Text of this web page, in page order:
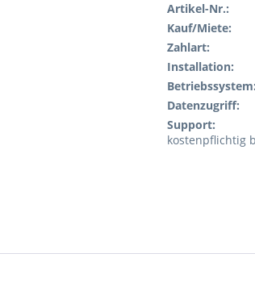
Artikel-Nr.:
Kauf/Miete:
Zahlart:
Installation:
Betriebssystem:
Datenzugriff:
Support:
kostenpflichtig